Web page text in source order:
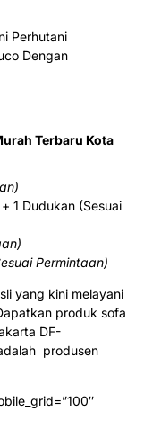
Perhutani
Dengan
Terbaru Kota
1 Dudukan (Sesuai
Permintaan)
yang kini melayani
produk sofa
DF-
produsen